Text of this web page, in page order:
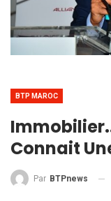
BTP MAROC
Connait
Par BTPnews